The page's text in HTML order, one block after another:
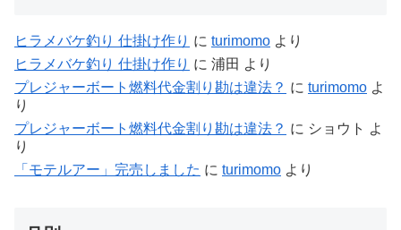
ヒラメバケ釣り 仕掛け作り に turimomo より
ヒラメバケ釣り 仕掛け作り に 浦田 より
プレジャーボート燃料代金割り勘は違法？ に turimomo よ
り
プレジャーボート燃料代金割り勘は違法？ に ショウト よ
り
「モテルアー」完売しました に turimomo より